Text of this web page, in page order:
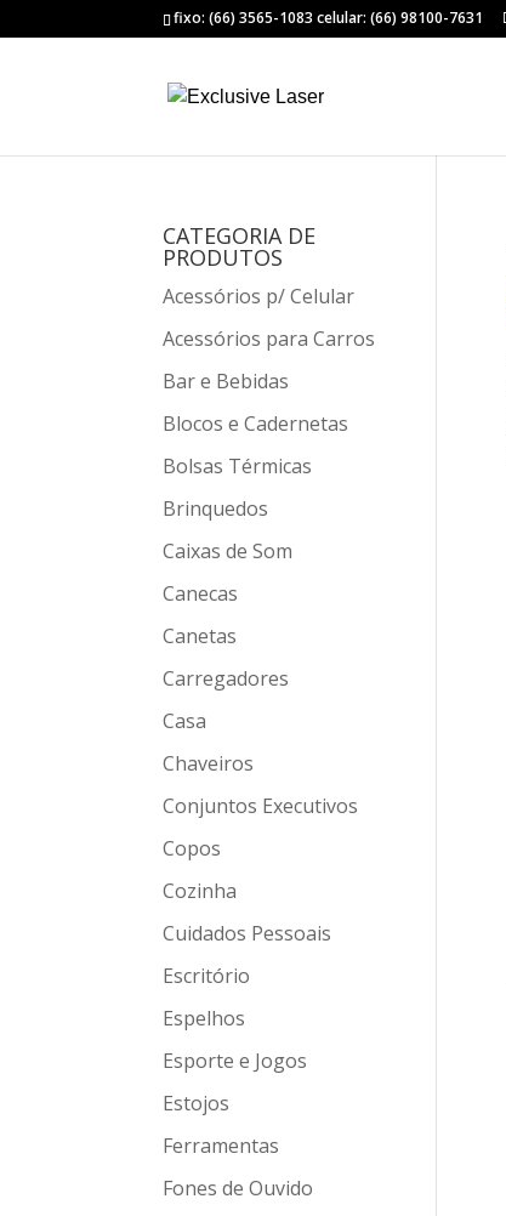
fixo: (66) 3565-1083 celular: (66) 98100-7631
CATEGORIA DE
PRODUTOS
Acessórios p/ Celular
Acessórios para Carros
Bar e Bebidas
Blocos e Cadernetas
Bolsas Térmicas
Brinquedos
Caixas de Som
Canecas
Canetas
Carregadores
Casa
Chaveiros
Conjuntos Executivos
Copos
Cozinha
Cuidados Pessoais
Escritório
Espelhos
Esporte e Jogos
Estojos
Ferramentas
Fones de Ouvido